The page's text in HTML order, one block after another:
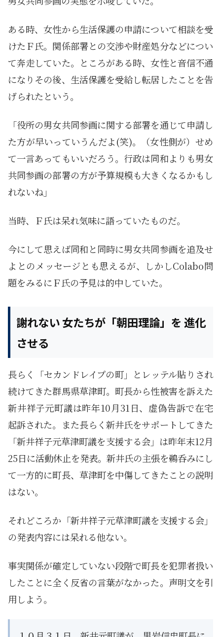
ある時、女性から生活保護の申請について相談を受
けたＦ氏。関係部署との交渉や財産処分などについ
て奔走していた。ところがある時、女性と音信不通
になりその後、生活保護を受給し転居したことを告
げられたという。
「役所の男女共同参画に関する部署を通じて申請し
た方が早いっていうんだよ(笑)。（女性側が）せめ
て一言あってもいいだろう。行政は同和よりも男女
共同参画の部署の方が予算規模も大きくなるかもし
れないね」
当時、Ｆ氏は呆れ気味に語っていたものだ。
今にして思えば同和と同時に男女共同参画を追及せ
よとのメッセージとも思えるが、しかしColabo問
題をみるにＦ氏の予見は的中していた。
謝れない 女たちが「朝田理論」を 進化
させる
長らく「セカンドレイプの町」とレッテル貼りされ
続けてきた群馬県草津町。町長から性被害を訴えた
新井祥子元町議は昨年10月31日、虚偽告訴で在宅
起訴された。また長らく新井氏をサポートしてきた
「新井祥子元草津町議を支援する会」は昨年末12月
25日に活動休止を発表。新井氏の主張を鵜呑みにし
て一方的に町長、草津町を中傷してきたことの説明
はない。
それどころか「新井祥子元草津町議を支援する会」
の発表内容には呆れる他ない。
事実関係が確定していない段階で町長を犯罪者扱い
したことに全く反省の言葉がなかった。声明文を引
用しよう。